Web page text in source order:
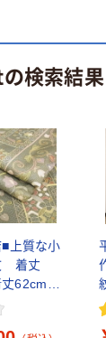
検索結果
上質な小
着丈
62cm
wj4293